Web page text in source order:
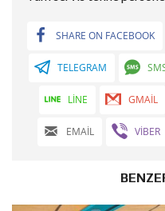
SHARE ON FACEBOOK
TELEGRAM
LINE GMAIL
EMAIL VIBER